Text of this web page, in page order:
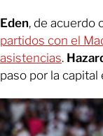
Eden, de acuerdo
partidos con el
asistencias.
paso por la